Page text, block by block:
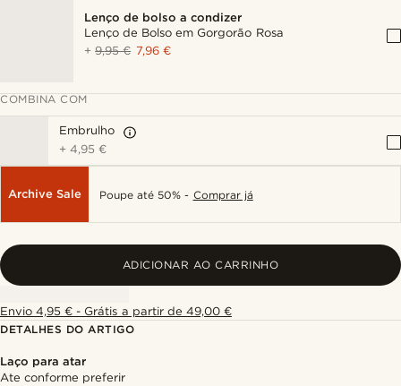
Lenço de bolso a condizer
Lenço de Bolso em Gorgorão Rosa
+9,95 € 7,96 €
COMBINA COM
Embrulho
+4,95 €
Archive Sale Poupe até 50% - Comprar já
ADICIONAR AO CARRINHO
Envio 4,95 € - Grátis a partir de 49,00 €
DETALHES DO ARTIGO
Laço para atar
Ate conforme preferir